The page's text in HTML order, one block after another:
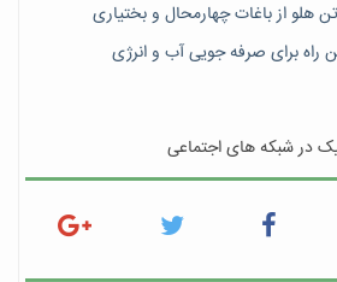
راه برای صرفه جویی آب و انرژی
در شبکه های اجتماعی